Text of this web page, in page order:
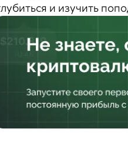
и изучить